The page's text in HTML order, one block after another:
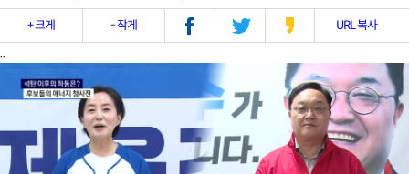
+ 크게 - 작게 URL 복사
..